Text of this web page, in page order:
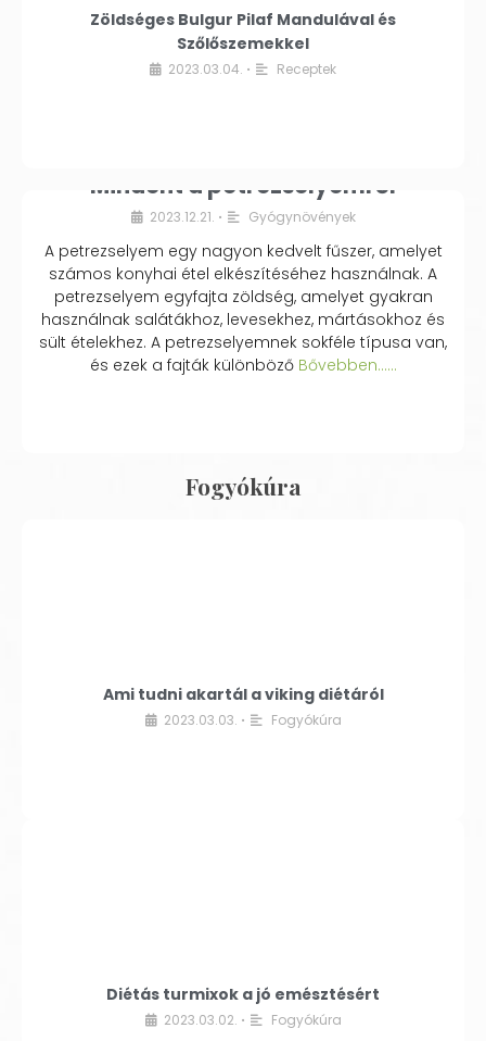
Zöldséges Bulgur Pilaf Mandulával és
Szőlőszemekkel
2023.03.04. • Receptek
Mindent a petrezselyemről
2023.12.21. • Gyógynövények
A petrezselyem egy nagyon kedvelt fűszer, amelyet
számos konyhai étel elkészítéséhez használnak. A
petrezselyem egyfajta zöldség, amelyet gyakran
használnak salátákhoz, levesekhez, mártásokhoz és
sült ételekhez. A petrezselyemnek sokféle típusa van,
és ezek a fajták különbözőBővebben...…
Fogyókúra
Ami tudni akartál a viking diétáról
2023.03.03. • Fogyókúra
Diétás turmixok a jó emésztésért
2023.03.02. • Fogyókúra